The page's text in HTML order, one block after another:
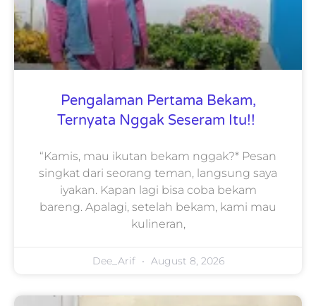
Pengalaman Pertama Bekam,
Ternyata Nggak Seseram Itu!!
“Kamis, mau ikutan bekam nggak?* Pesan
singkat dari seorang teman, langsung saya
iyakan. Kapan lagi bisa coba bekam
bareng. Apalagi, setelah bekam, kami mau
kulineran,
Dee_Arif August 8, 2026